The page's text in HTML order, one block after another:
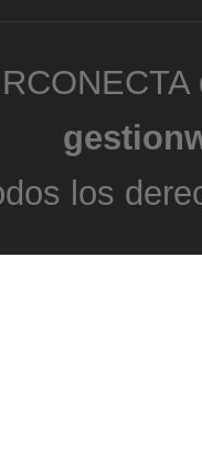
los